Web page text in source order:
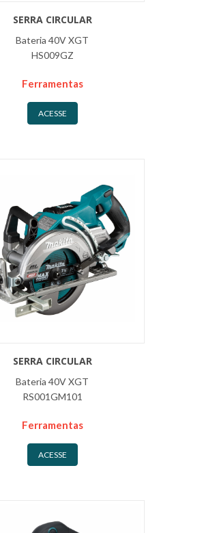
SERRA CIRCULAR
Bateria 40V XGT
HS009GZ
Ferramentas
ACESSE
SERRA CIRCULAR
Bateria 40V XGT
RS001GM101
Ferramentas
ACESSE